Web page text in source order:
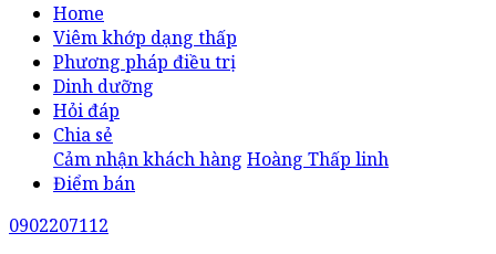
Home
Viêm khớp dạng thấp
Phương pháp điều trị
Dinh dưỡng
Hỏi đáp
Chia sẻ
Cảm nhận khách hàng Hoàng Thấp linh
Điểm bán
0902207112